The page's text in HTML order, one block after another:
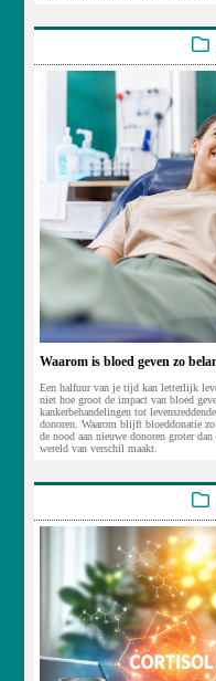
Waarom is bloed geven zo
Een halfuur van je tijd kan letterlijk
niet hoe groot de impact van bloed
kankerbehandelingen tot
donoren. Waarom blijft bloeddonatie
de nood aan nieuwe donoren groter
wereld van verschil maakt.